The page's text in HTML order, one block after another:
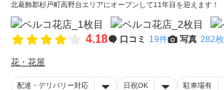
北葛飾郡杉戸町高野台エリアにオープンして11年目を迎えます！
4.18 口コミ 19件 写真 282枚
花・花屋
配達・デリバリー対応 日祝OK 駐車場有